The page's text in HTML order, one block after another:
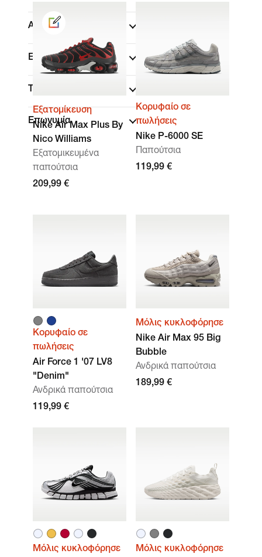
Αθλήματα
Εφαρμογή
Τεχνολογία
Επωνυμία
Εξατομίκευση
Nike Air Max Plus By
Nico Williams
Εξατομικευμένα
παπούτσια
209,99 €
Κορυφαίο σε
πωλήσεις
Nike P-6000 SE
Παπούτσια
119,99 €
Κορυφαίο σε
πωλήσεις
Air Force 1 '07 LV8
"Denim"
Ανδρικά παπούτσια
119,99 €
Μόλις κυκλοφόρησε
Nike Air Max 95 Big
Bubble
Ανδρικά παπούτσια
189,99 €
Μόλις κυκλοφόρησε
Μόλις κυκλοφόρησε